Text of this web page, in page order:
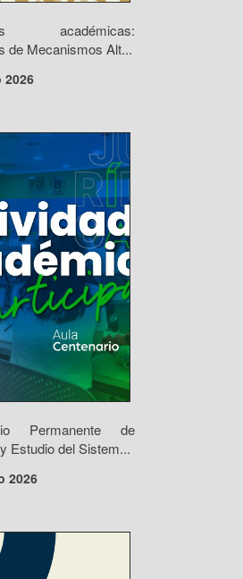
académicas:
de Mecanismos Alt...
2026
Permanente de
Estudio del Sistem...
2026